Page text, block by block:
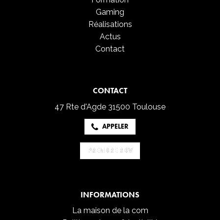
Gaming
Réalisations
Actus
Contact
CONTACT
47 Rte d'Agde 31500 Toulouse
APPELER
PRENDRE RDV
PRENDRE RDV
INFORMATIONS
La maison de la com